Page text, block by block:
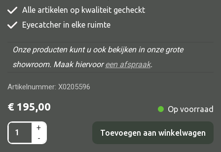
Barstoel
Kinderstoel
Stoel overig
Alle banken
Bank gestoffeerd
Alle artikelen op kwaliteit gecheckt
Eyecatcher in elke ruimte
Onze producten kunt u ook bekijken in onze grote
showroom. Maak hiervooreen afspraak.
Artikelnummer: X0205596
€ 195,00 Op voorraad
Coat
hanger
+
-
Toevoegen aan winkelwagen